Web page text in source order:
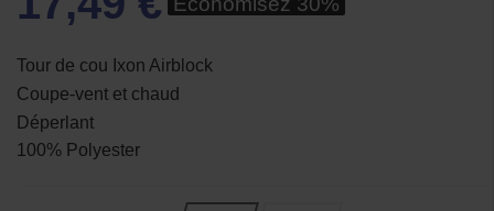
Tour de cou Ixon Airblock
Coupe-vent et chaud
Déperlant
100% Polyester